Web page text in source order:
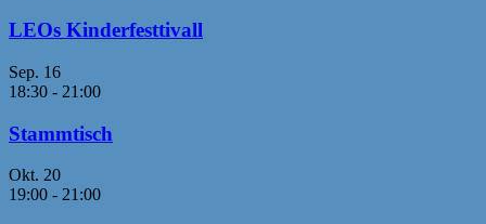
LEOs Kinderfesttivall
Sep. 16
18:30 - 21:00
Stammtisch
Okt. 20
19:00 - 21:00